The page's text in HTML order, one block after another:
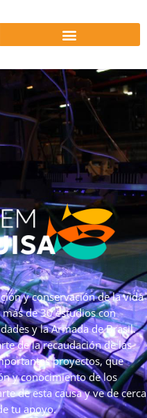
y conservación de la vida
de 30 estudios con
y la Armada de Brasil.
de la recaudación de las
proyectos, que
y conocimiento de los
de esta causa y ve de cerca
tu apoyo.